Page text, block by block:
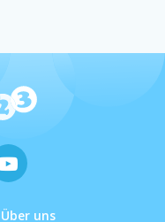
Über uns